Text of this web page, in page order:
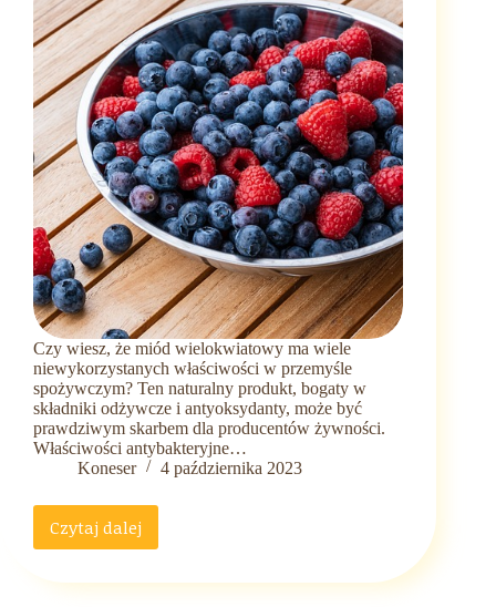
Czy wiesz, że miód wielokwiatowy ma wiele
niewykorzystanych właściwości w przemyśle
spożywczym? Ten naturalny produkt, bogaty w
składniki odżywcze i antyoksydanty, może być
prawdziwym skarbem dla producentów żywności.
Właściwości antybakteryjne…
Koneser
4 października 2023
Czytaj dalej
Odkrywając
natury